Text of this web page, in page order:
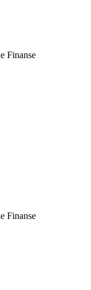
Finanse
Finanse